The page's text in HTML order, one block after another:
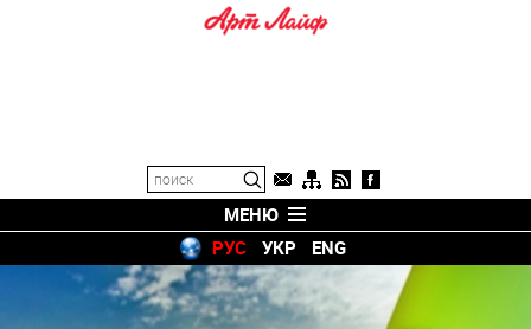
МЕНЮ
РУС
УКР ENG